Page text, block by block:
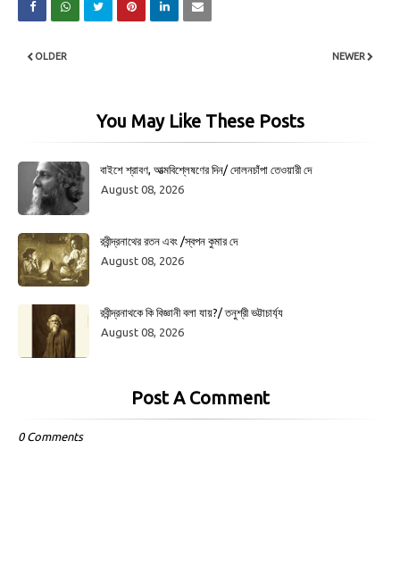
NEWER
OLDER
You May Like These Posts
বাইশে শ্রাবণ, আত্মবিশ্লেষণের দিন/ দোলনচাঁপা তেওয়ারী দে
August 08, 2026
রবীন্দ্রনাথের রতন এবং /স্বপন কুমার দে
August 08, 2026
রবীন্দ্রনাথকে কি বিজ্ঞানী বলা যায়?/ তনুশ্রী ভট্টাচার্য্য
August 08, 2026
Post A Comment
0 Comments